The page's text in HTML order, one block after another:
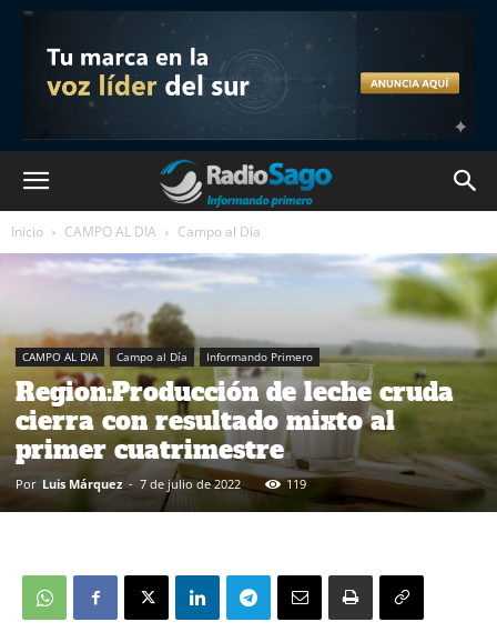
Inicio CAMPO AL DIA Campo al Día
CAMPO AL DIA Campo al Día Informando Primero
Region:Producción de leche cruda
cierra con resultado mixto al
primer cuatrimestre
Por Luis Márquez - 7 de julio de 2022 119